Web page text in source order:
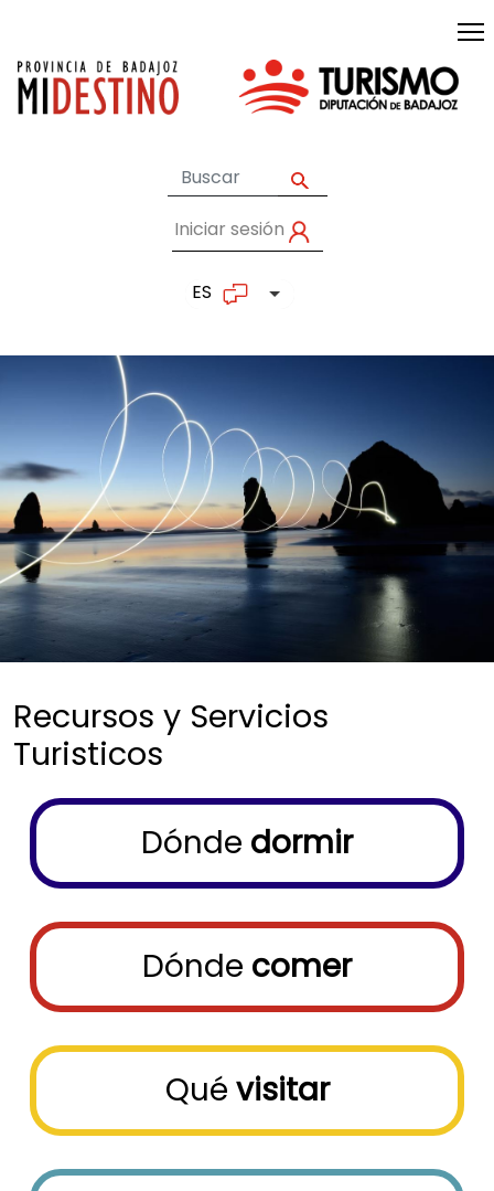
User account
Iniciar sesión
ES Lista adicional de
Recursos y Servicios
Turisticos
Menu buscador
Dónde dormir
Dónde comer
Qué visitar